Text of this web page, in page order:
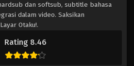
Rating 8.46
dan softsub, subtitle bahasa
dalam video. Saksikan
Otaku!.